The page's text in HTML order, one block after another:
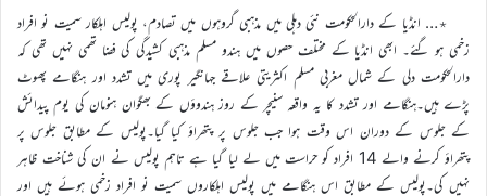
٭… انڈیا کے دارالحکومت نئی دہلی میں مذہبی گروہوں میں تصادم، پولیس اہلکار سمیت نو افراد
زخمی ہو گئے۔ ابھی انڈیا کے مختلف حصوں میں ہندو مسلم مذہبی کشیدگی کی فضا تھمی نہیں تھی کہ
دارالحکومت دلی کے شمال مغربی مسلم اکثریتی علاقے جہانگیر پوری میں تشدد اور ہنگامے پھوٹ
پڑے ہیں۔ہنگامے اور تشدد کا یہ واقعہ سنیچر کے روز ہندوؤں کے بھگوان ہنومان کی یوم پیدائش
کے جلوس کے دوران اس وقت ہوا جب جلوس پر پتھراؤ کیا گیا۔پولیس کے مطابق جلوس پر
پتھراؤ کرنے والے 14 افراد کو حراست میں لے لیا گیا ہے تاہم پولیس نے ان کی شناخت ظاہر
نہیں کی۔پولیس کے مطابق اس ہنگامے میں پولیس اہلکاروں سمیت نو افراد زخمی ہوئے ہیں اور